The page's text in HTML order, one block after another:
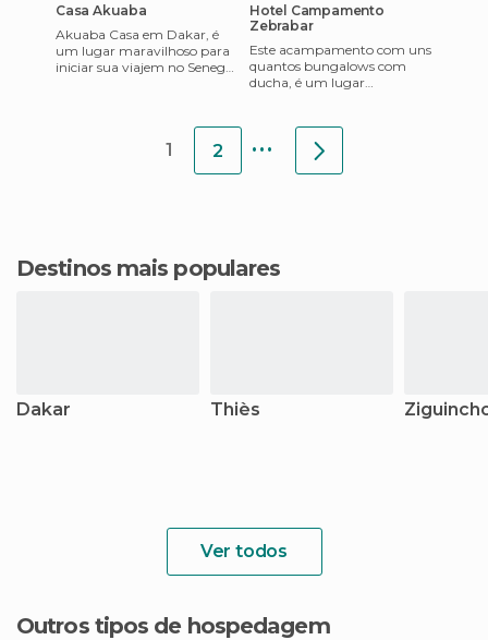
Casa Akuaba
Akuaba Casa em Dakar, é
um lugar maravilhoso para
iniciar sua viajem no Senegal
Hotel Campamento
Zebrabar
Este acampamento com uns
quantos bungalows com
ducha, é um lugar
Barbarie. Os d
1 2 ...
Destinos mais populares
Dakar Thiès
Ver todos
Outros tipos de hospedagem